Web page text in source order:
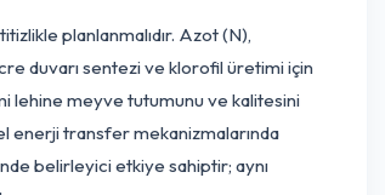
almasını sağlar ve kuraklığa karşı
sağlayarak, bitkinin tüm büyüme